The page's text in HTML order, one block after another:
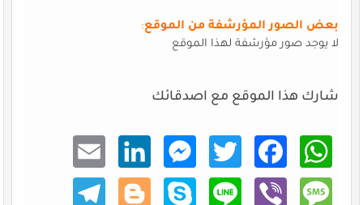
بعض الصور المؤرشفة من الموقع:
لا يوجد صور مؤرشفة لهذا الموقع
شارك هذا الموقع مع اصدقائك
What
sApp
Faceb
ook
Twitt
er
Mess
enger
Linke
dIn
Email
Mess
age
Viber
Line
Skype
Blogg
er
Teleg
ram